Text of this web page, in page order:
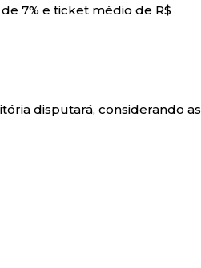
7% e ticket médio de R$
disputará, considerando as